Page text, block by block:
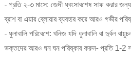
- প্রতি ২-৩ মাসে: জেদী ধ্বংসাবশেষ সাফ করার
ব্রাশ বা এয়ার ব্লোয়ার ব্যবহার করে আরও গভীর
- ধুলাবালি পরিবেশে: খনিজ যদি ধুলাবালি বা দুর্বল
ভক্তদের আরও ঘন ঘন পরিষ্কার করুন- প্রতি 1-2